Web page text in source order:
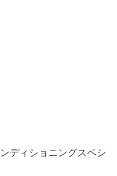
ディショニングスペシ